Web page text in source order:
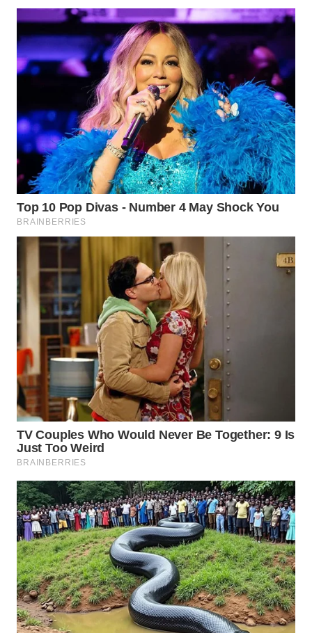
SIMALUNGUN
LABUHANBATU
WN
TAPANULI
TENGAH
SERDANG
TEBING
TINGGI
WN
PAKPAK
KARAWANG
WN
BEKASI
BOGOR
WN
DEPOK
WN
TAPANULI
UTARA